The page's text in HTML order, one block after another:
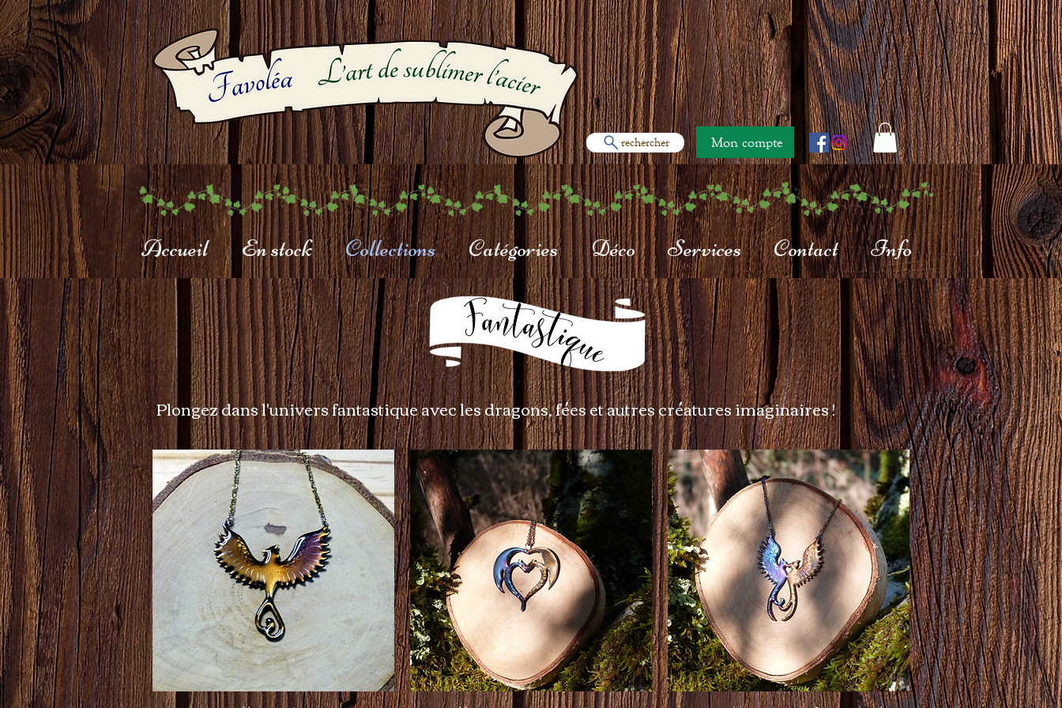
rechercher Mon compte
Accueil En stock Collections Catégories Déco Services Contact Info
Plongez dans l'univers fantastique avec les dragons, fées et autres créatures imaginaires !